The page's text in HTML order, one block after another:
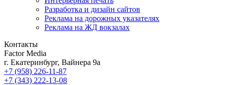
Разработка и дизайн сайтов
Реклама на дорожных указателях
Реклама на ЖД вокзалах
Контакты
Factor Media
г. Екатеринбург, Вайнера 9а
+7 (958) 226-11-87
+7 (343) 222-13-08